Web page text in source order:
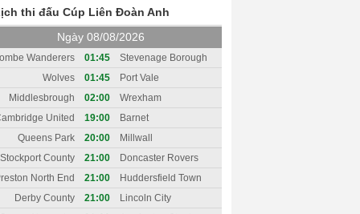
thi đấu Cúp Liên Đoàn Anh
Ngày 08/08/2026
Wanderers 01:45
Stevenage Borough
Wolves
01:45
Port Vale
Middlesbrough
02:00
Wrexham
United
19:00
Barnet
Queens Park
Rangers (QPR)
20:00
Millwall
Stockport County
21:00
Doncaster Rovers
North End
21:00
Huddersfield Town
Derby County
21:00
Lincoln City